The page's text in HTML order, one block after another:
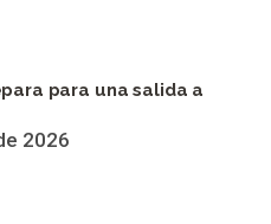
para una salida a
2026